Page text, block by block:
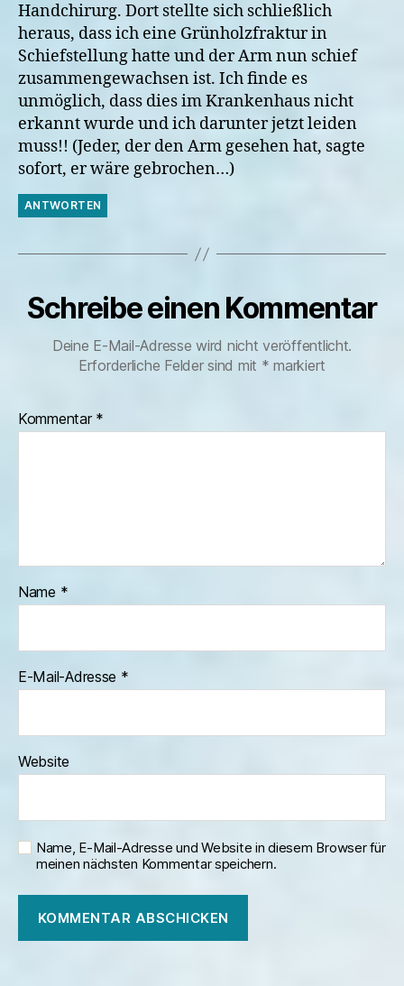
Handchirurg. Dort stellte sich schließlich
heraus, dass ich eine Grünholzfraktur in
Schiefstellung hatte und der Arm nun schief
zusammengewachsen ist. Ich finde es
unmöglich, dass dies im Krankenhaus nicht
erkannt wurde und ich darunter jetzt leiden
muss!! (Jeder, der den Arm gesehen hat, sagte
sofort, er wäre gebrochen…)
ANTWORTEN
Schreibe einen Kommentar
Deine E-Mail-Adresse wird nicht veröffentlicht.
Erforderliche Felder sind mit * markiert
Kommentar *
Name *
E-Mail-Adresse *
Website
Name, E-Mail-Adresse und Website in diesem Browser für
meinen nächsten Kommentar speichern.